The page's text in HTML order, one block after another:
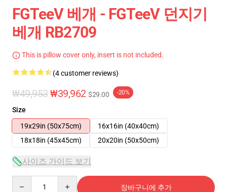
FGTeeV 베개 - FGTeeV 던지기
베개 RB2709
This is pillow cover only, insert is not included.
(4 customer reviews)
₩49,953 ₩39,962 $29.00 -20%
Size
19x29in (50x75cm)
16x16in (40x40cm)
18x18in (45x45cm)
20x20in (50x50cm)
사이즈 가이드 보기
장바구니에 추가